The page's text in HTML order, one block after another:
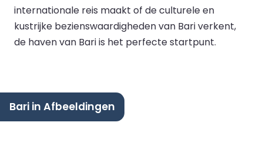
internationale reis maakt of de culturele en
kustrijke bezienswaardigheden van Bari verkent,
de haven van Bari is het perfecte startpunt.
Bari in Afbeeldingen